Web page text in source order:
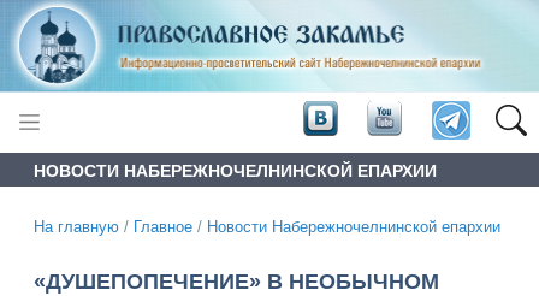
НОВОСТИ НАБЕРЕЖНОЧЕЛНИНСКОЙ ЕПАРХИИ
На главную / Главное / Новости Набережночелнинской епархии
«ДУШЕПОПЕЧЕНИЕ» В НЕОБЫЧНОМ